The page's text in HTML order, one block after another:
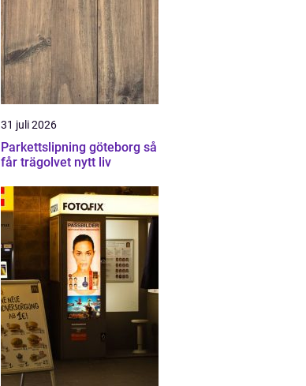
31 juli 2026
Parkettslipning göteborg så
får trägolvet nytt liv